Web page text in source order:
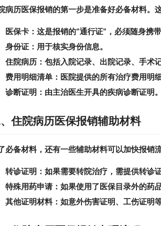
病历医保报销的第一步是准备好必备材料。
医保卡： 这是报销的“通行证”，必须随身携带
身份证： 用于核实身份信息。
住院病历： 包括入院记录、出院记录、手术记
费用明细清单： 医院提供的所有治疗费用明细
诊断证明： 由主治医生开具的疾病诊断证明。
住院病历医保报销辅助材料
必备材料，还有一些辅助材料可以加快报销
转诊证明： 如果需要转院治疗，需提供转诊证
特殊用药申请： 如果使用了医保目录外的药
其他证明材料： 如意外伤害证明、工伤证明